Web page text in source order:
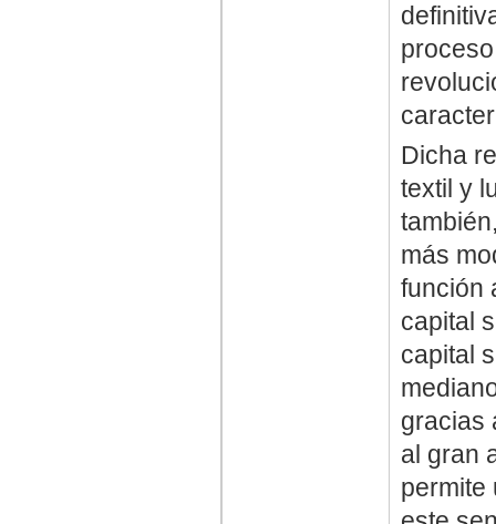
Dicha
textil y
más
función
capital
capital
gracias
al gran
permite